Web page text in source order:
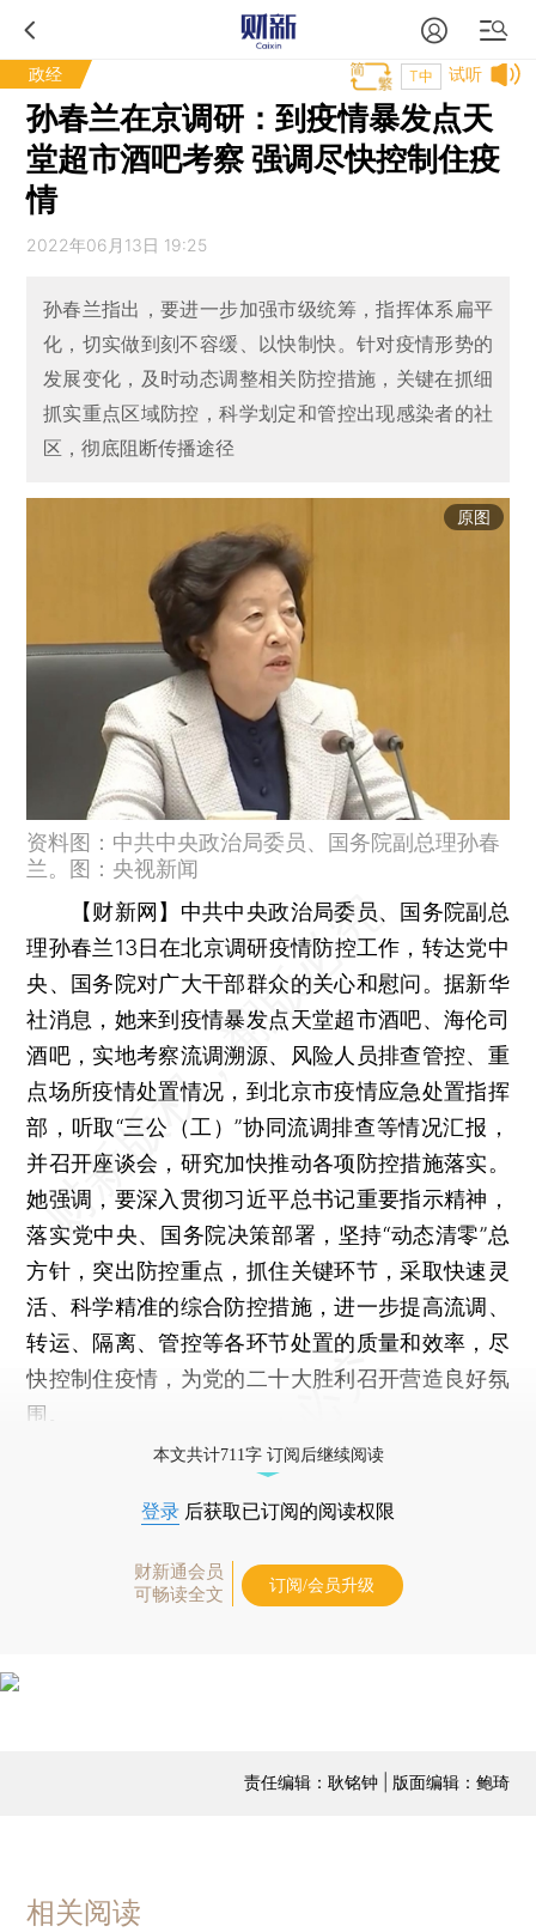
政经 试听
T中
孙春兰在京调研：到疫情暴发点天
堂超市酒吧考察 强调尽快控制住疫
情
2022年06月13日 19:25
孙春兰指出，要进一步加强市级统筹，指挥体系扁平
化，切实做到刻不容缓、以快制快。针对疫情形势的
发展变化，及时动态调整相关防控措施，关键在抓细
抓实重点区域防控，科学划定和管控出现感染者的社
区，彻底阻断传播途径
原图
资料图：中共中央政治局委员、国务院副总理孙春
兰。图：央视新闻
【财新网】 中共中央政治局委员、国务院副总
理孙春兰13日在北京调研疫情防控工作，转达党中
央、国务院对广大干部群众的关心和慰问。据新华
社消息，她来到疫情暴发点天堂超市酒吧、海伦司
酒吧，实地考察流调溯源、风险人员排查管控、重
点场所疫情处置情况，到北京市疫情应急处置指挥
部，听取“三公（工）”协同流调排查等情况汇报，
并召开座谈会，研究加快推动各项防控措施落实。
她强调，要深入贯彻习近平总书记重要指示精神，
落实党中央、国务院决策部署，坚持“动态清零”总
方针，突出防控重点，抓住关键环节，采取快速灵
活、科学精准的综合防控措施，进一步提高流调、
转运、隔离、管控等各环节处置的质量和效率，尽
快控制住疫情，为党的二十大胜利召开营造良好氛
围。
本文共计711字 订阅后继续阅读
登录 后获取已订阅的阅读权限
财新通会员
可畅读全文
订阅/会员升级
责任编辑：耿铭钟 | 版面编辑：鲍琦
相关阅读